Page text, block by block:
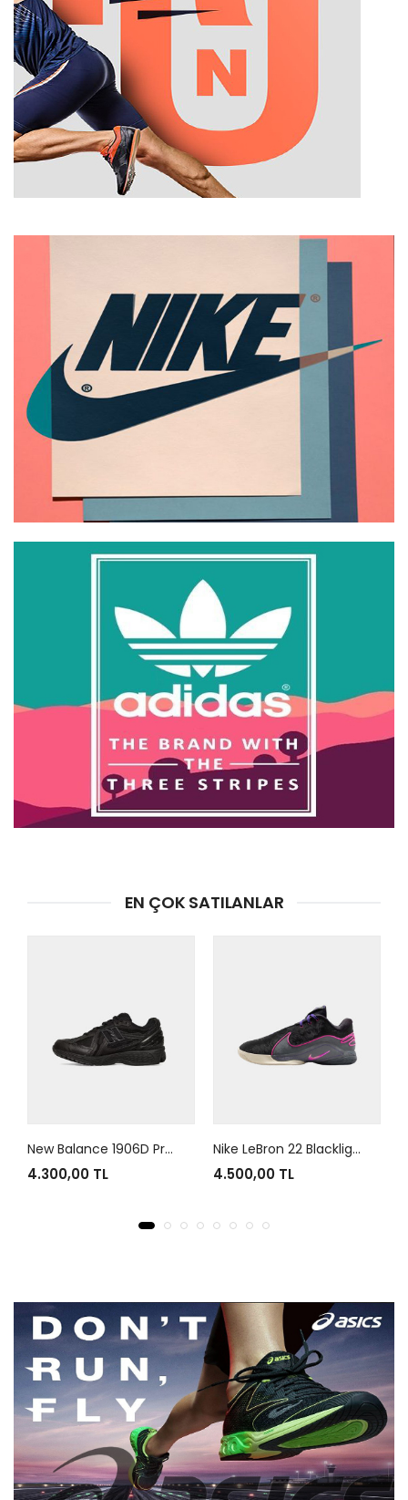
EN ÇOK SATILANLAR
New Balance 1906D Protection Pack Black Leather
4.300,00 TL
Nike LeBron 22 Blacklight
4.500,00 TL